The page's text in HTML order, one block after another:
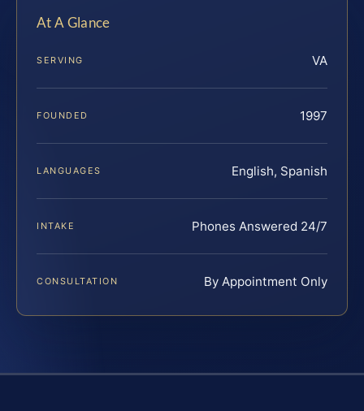
At A Glance
SERVING VA
FOUNDED 1997
LANGUAGES English, Spanish
INTAKE Phones Answered 24/7
CONSULTATION By Appointment Only